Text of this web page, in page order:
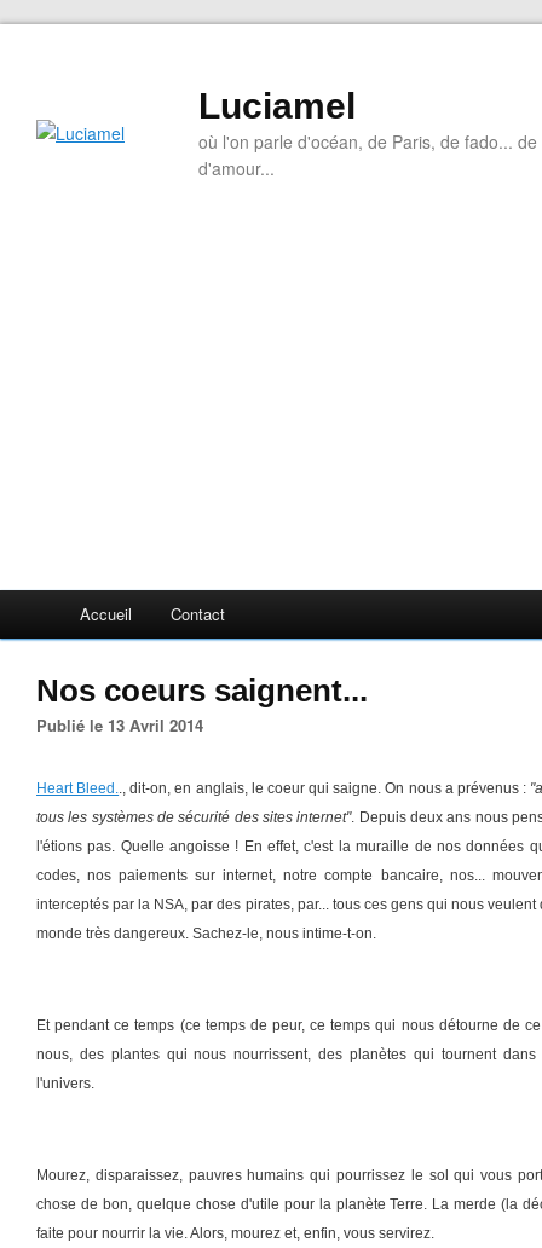
Luciamel
où l'on parle d'océan, de Paris, de fado...
d'amour...
Accueil Contact
Nos coeurs saignent...
Publié le 13 Avril 2014
Heart Bleed.., dit-on, en anglais, le coeur qui saigne. On nous a prévenus :
tous les systèmes de sécurité des sites internet". Depuis deux ans nous
l'étions pas. Quelle angoisse ! En effet, c'est la muraille de nos données
codes, nos paiements sur internet, notre compte bancaire, nos...
interceptés par la NSA, par des pirates, par... tous ces gens qui nous
monde très dangereux. Sachez-le, nous intime-t-on.
Et pendant ce temps (ce temps de peur, ce temps qui nous détourne de
nous, des plantes qui nous nourrissent, des planètes qui tournent
l'univers.
Mourez, disparaissez, pauvres humains qui pourrissez le sol qui vous
chose de bon, quelque chose d'utile pour la planète Terre. La merde (la
faite pour nourrir la vie. Alors, mourez et, enfin, vous servirez.